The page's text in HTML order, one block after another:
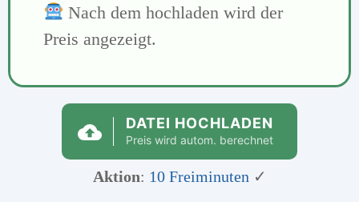
Nach dem hochladen wird der
Preis angezeigt.
DATEI HOCHLADEN
Preis wird autom. berechnet
Aktion: 10 Freiminuten ✓